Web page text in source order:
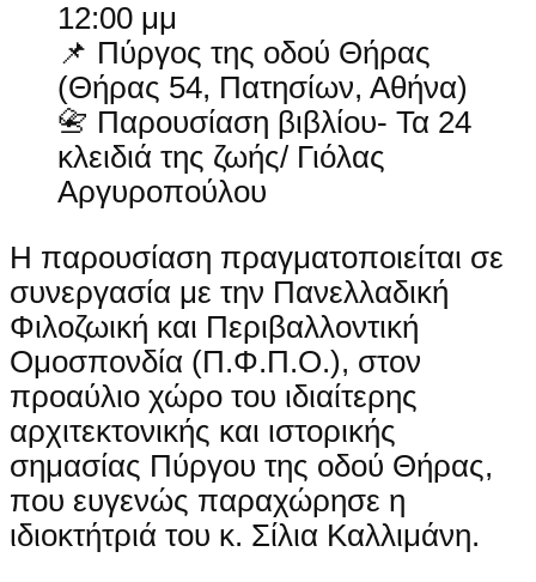
12:00 μμ
📌 Πύργος της οδού Θήρας
(Θήρας 54, Πατησίων, Αθήνα)
📇 Παρουσίαση βιβλίου- Τα 24
κλειδιά της ζωής/ Γιόλας
Αργυροπούλου
Η παρουσίαση πραγματοποιείται σε
συνεργασία με την Πανελλαδική
Φιλοζωική και Περιβαλλοντική
Ομοσπονδία (Π.Φ.Π.Ο.), στον
προαύλιο χώρο του ιδιαίτερης
αρχιτεκτονικής και ιστορικής
σημασίας Πύργου της οδού Θήρας,
που ευγενώς παραχώρησε η
ιδιοκτήτριά του κ. Σίλια Καλλιμάνη.